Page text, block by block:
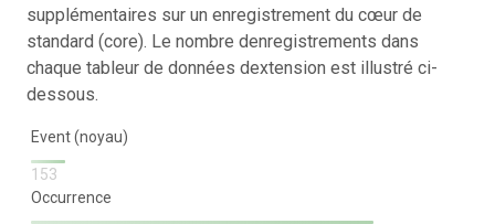
supplémentaires sur un enregistrement du cœur de
standard (core). Le nombre denregistrements dans
chaque tableur de données dextension est illustré ci-
dessous.
Event (noyau)
153
Occurrence